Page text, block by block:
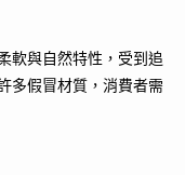
軟與自然特性，受到追
多假冒材質，消費者需